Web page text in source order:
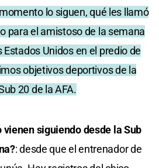
lo siguen, qué les llamó
para el amistoso de la semana
Unidos en el predio de
objetivos deportivos de la
20 de la AFA.
vienen siguiendo desde la Sub
: desde que el entrenador de